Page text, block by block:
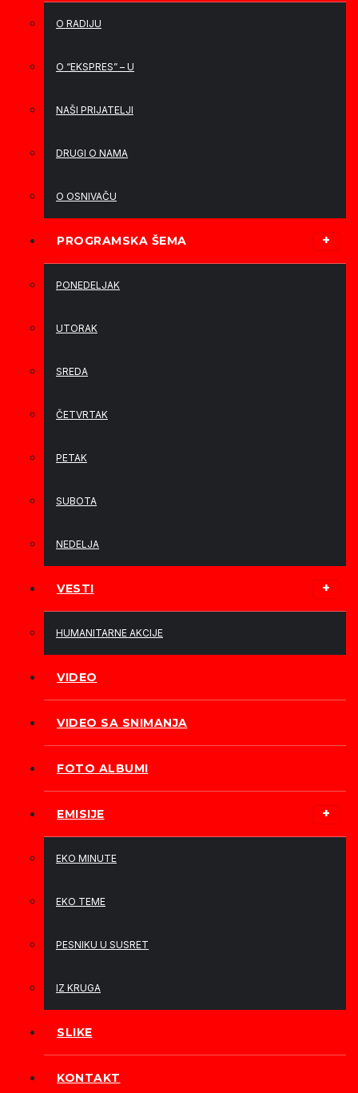
O RADIJU
O “EKSPRES” – U
NAŠI PRIJATELJI
DRUGI O NAMA
O OSNIVAČU
PROGRAMSKA ŠEMA
PONEDELJAK
UTORAK
SREDA
ČETVRTAK
PETAK
SUBOTA
NEDELJA
VESTI
HUMANITARNE AKCIJE
VIDEO
VIDEO SA SNIMANJA
FOTO ALBUMI
EMISIJE
EKO MINUTE
EKO TEME
PESNIKU U SUSRET
IZ KRUGA
SLIKE
KONTAKT